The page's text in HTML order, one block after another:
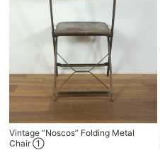
Vintage “Noscos” Folding Metal
Chair ①